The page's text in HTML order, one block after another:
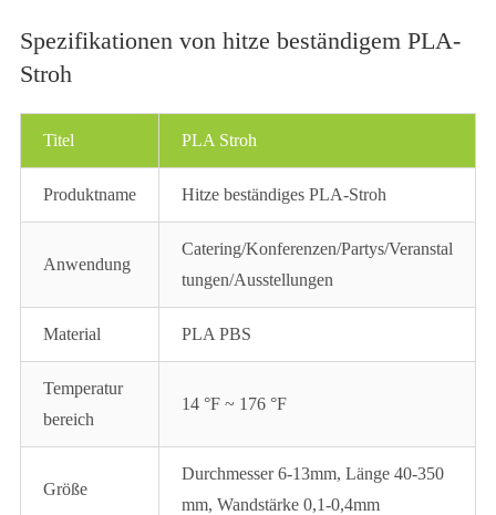
Spezifikationen von hitze beständigem PLA-
Stroh
Titel PLA Stroh
Produktname Hitze beständiges PLA-Stroh
Anwendung
Catering/Konferenzen/Partys/Veranstal
tungen/Ausstellungen
Material PLA PBS
Temperatur
bereich
14 °F ~ 176 °F
Größe
Durchmesser 6-13mm, Länge 40-350
mm, Wandstärke 0,1-0,4mm